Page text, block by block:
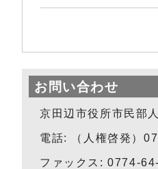
お問い合わせ
京田辺市役所市民部
電話: （人権啓発）
ファックス: 0774-